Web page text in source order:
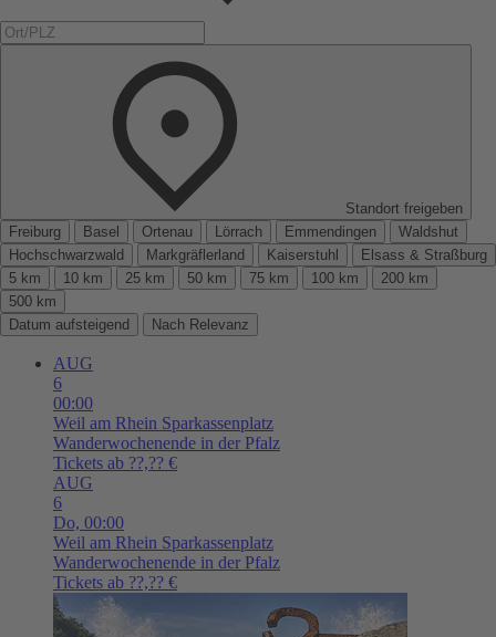
Standort freigeben
Freiburg
Basel Ortenau Lörrach Emmendingen
Waldshut
Hochschwarzwald
Markgräflerland Kaiserstuhl
Elsass & Straßburg
5 km
10 km 25 km 50 km 75 km 100 km
200 km
500 km
Datum aufsteigend
Nach Relevanz
AUG
6
00:00
Weil am Rhein Sparkassenplatz
Wanderwochenende in der Pfalz
Tickets ab ??,?? €
AUG
6
Do, 00:00
Weil am Rhein Sparkassenplatz
Wanderwochenende in der Pfalz
Tickets ab ??,?? €